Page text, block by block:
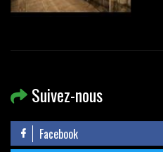
Suivez-nous
Facebook